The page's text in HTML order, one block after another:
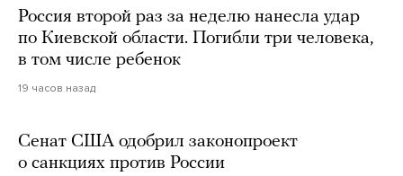
Россия второй раз за неделю нанесла удар
по Киевской области. Погибли три человека,
в том числе ребенок
19 часов назад
Сенат США одобрил законопроект
о санкциях против России